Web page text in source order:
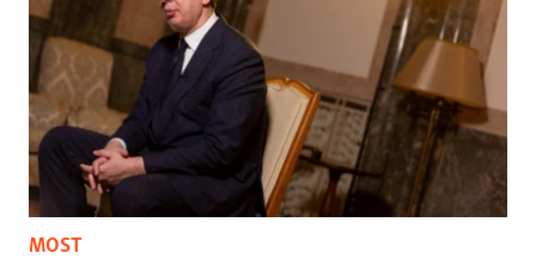
MOST